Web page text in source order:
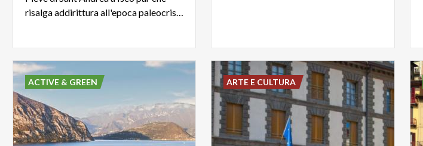
ACTIVE & GREEN ARTE E CULTURA